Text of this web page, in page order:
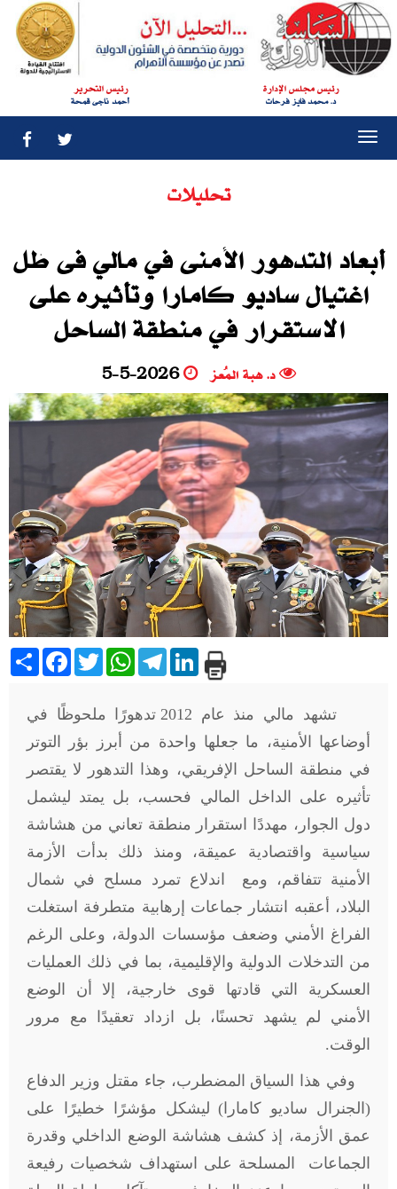
رئيس مجلس الإدارة
د. محمد فايز فرحات
رئيس التحرير
أحمد ناجى قمحة
تحليلات
أبعاد التدهور الأمنى في مالي فى ظل
اغتيال ساديو كامارا وتأثيره على
الاستقرار في منطقة الساحل
د. هبة المُعز 5-5-2026
Share Facebook
TwitterWhatsAppTelegramLinkedIn
تشهد مالي منذ عام 2012 تدهورًا ملحوظًا في
أوضاعها الأمنية، ما جعلها واحدة من أبرز بؤر التوتر
في منطقة الساحل الإفريقي، وهذا التدهور لا يقتصر
تأثيره على الداخل المالي فحسب، بل يمتد ليشمل
دول الجوار، مهددًا استقرار منطقة تعاني من هشاشة
سياسية واقتصادية عميقة، ومنذ ذلك بدأت الأزمة
الأمنية تتفاقم، ومع اندلاع تمرد مسلح في شمال
البلاد، أعقبه انتشار جماعات إرهابية متطرفة استغلت
الفراغ الأمني وضعف مؤسسات الدولة، وعلى الرغم
من التدخلات الدولية والإقليمية، بما في ذلك العمليات
العسكرية التي قادتها قوى خارجية، إلا أن الوضع
الأمني لم يشهد تحسنًا، بل ازداد تعقيدًا مع مرور
الوقت.
وفي هذا السياق المضطرب، جاء مقتل وزير الدفاع
(الجنرال ساديو كامارا) ليشكل مؤشرًا خطيرًا على
عمق الأزمة، إذ كشف هشاشة الوضع الداخلي وقدرة
الجماعات المسلحة على استهداف شخصيات رفيعة